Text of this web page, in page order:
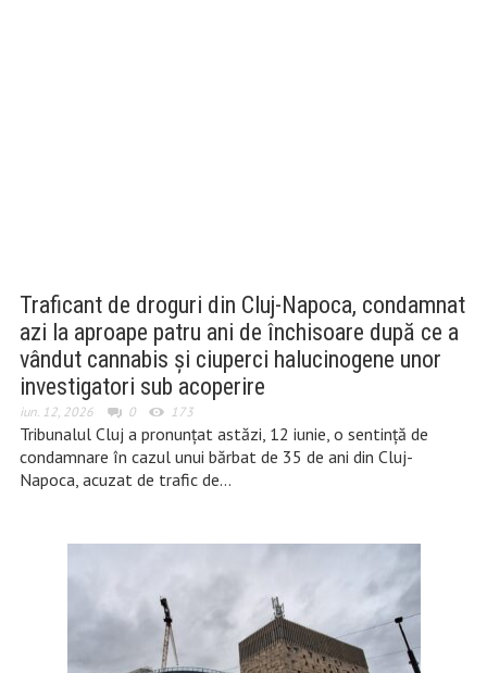
Traficant de droguri din Cluj-Napoca, condamnat
azi la aproape patru ani de închisoare după ce a
vândut cannabis și ciuperci halucinogene unor
investigatori sub acoperire
iun. 12, 2026 0 173
Tribunalul Cluj a pronunțat astăzi, 12 iunie, o sentință de
condamnare în cazul unui bărbat de 35 de ani din Cluj-
Napoca, acuzat de trafic de…